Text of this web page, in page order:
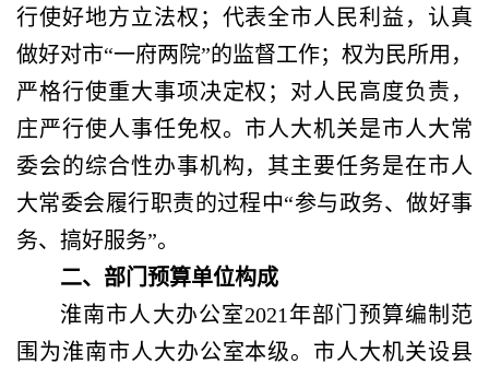
行使好地方立法权；代表全市人民利益，认真
做好对市“一府两院”的监督工作；权为民所用，
严格行使重大事项决定权；对人民高度负责，
庄严行使人事任免权。市人大机关是市人大常
委会的综合性办事机构，其主要任务是在市人
大常委会履行职责的过程中“参与政务、做好事
务、搞好服务”。
二、部门预算单位构成
淮南市人大办公室2021年部门预算编制范
围为淮南市人大办公室本级。市人大机关设县